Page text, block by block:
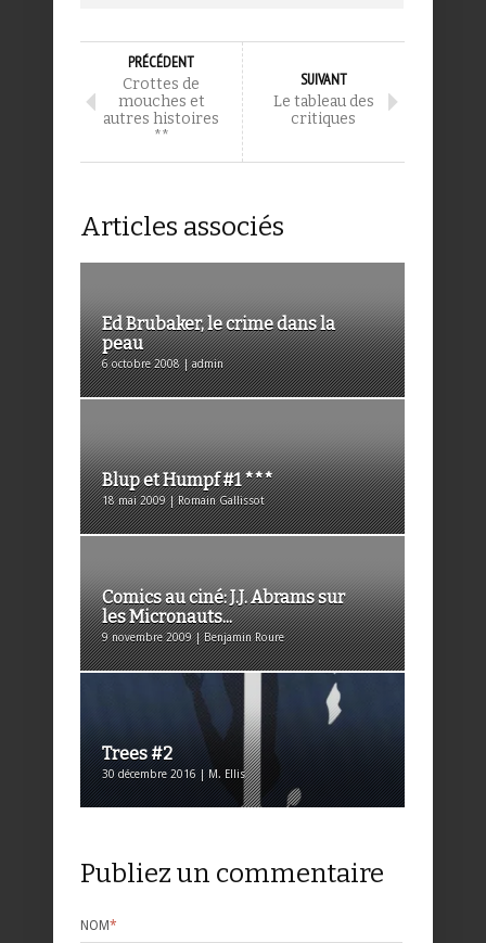
PRÉCÉDENT
Crottes de
mouches et
autres histoires
**
SUIVANT
Le tableau des
critiques
Articles associés
Ed Brubaker, le crime dans la
peau
6 octobre 2008 | admin
Blup et Humpf #1 ***
18 mai 2009 | Romain Gallissot
Comics au ciné: J.J. Abrams sur
les Micronauts...
9 novembre 2009 | Benjamin Roure
Trees #2
30 décembre 2016 | M. Ellis
Publiez un commentaire
NOM*